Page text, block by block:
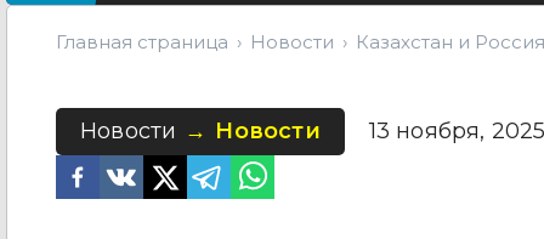
Главная страница Новости Казахстан и
Новости Новости 13 ноября,